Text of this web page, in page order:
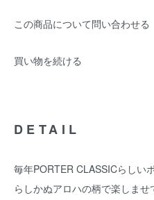
この商品について問い合わせる
買い物を続ける
DETAIL
毎年PORTER CLASSICらしい
らしかぬアロハの柄で楽しま